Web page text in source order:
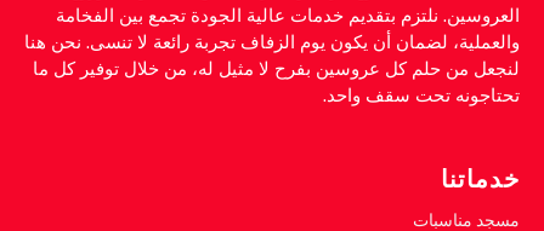
العروسين. نلتزم بتقديم خدمات عالية الجودة تجمع بين الفخامة
والعملية، لضمان أن يكون يوم الزفاف تجربة رائعة لا تنسى. نحن هنا
لنجعل من حلم كل عروسين بفرح لا مثيل له، من خلال توفير كل ما
تحتاجونه تحت سقف واحد.
خدماتنا
مسجد مناسبات